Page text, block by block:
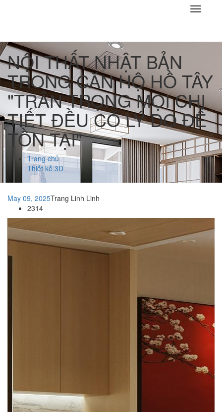
NỘI THẤT NHẬT BẢN
TRONG CĂN HỘ HỒ TÂY
"TRÂN TRỌNG MỌI CHI
TIẾT ĐỀU CÓ LÝ DO ĐỂ
TỒN TẠI"
Trang chủ
Thiết kế 3D
May 09, 2025Trang Linh Linh
2314